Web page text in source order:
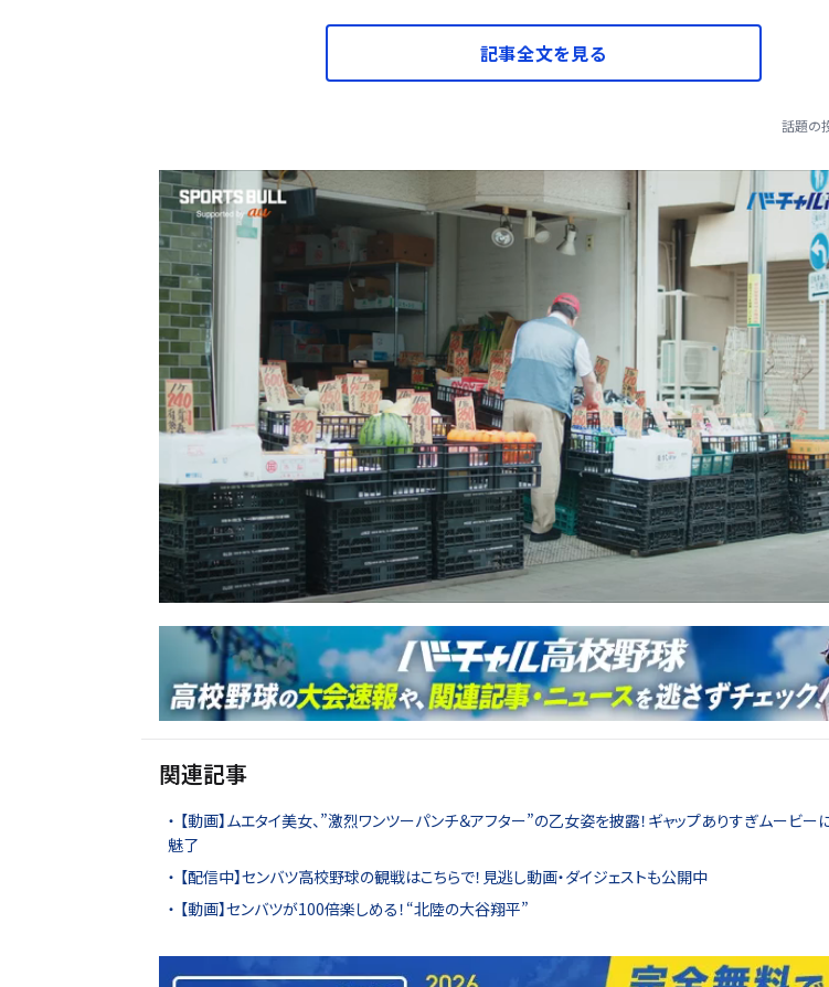
記事全文を見る
話題の
関連記事
【動画】ムエタイ美女、”激烈ワンツーパンチ＆アフター”の乙女姿を披露！ギャップありすぎムービー
魅了
【配信中】センバツ高校野球の観戦はこちらで！見逃し動画・ダイジェストも公開中
【動画】センバツが100倍楽しめる！“北陸の大谷翔平”